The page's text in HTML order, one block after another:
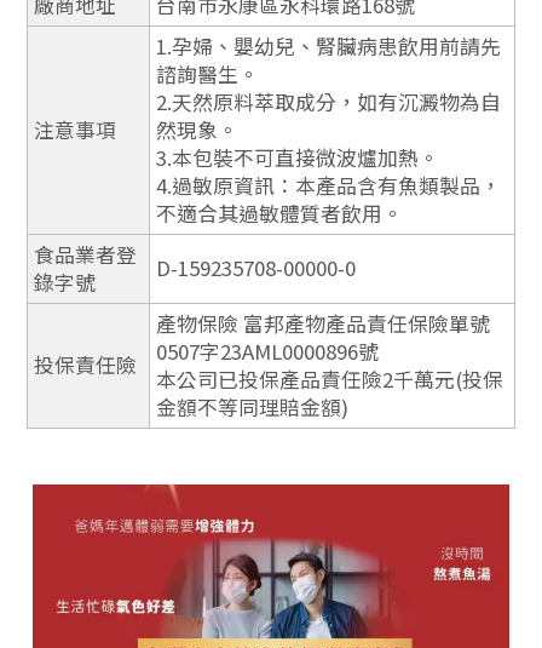
注意事項
1.孕婦、嬰幼兒、腎臟病患飲用前請先
諮詢醫生。
2.天然原料萃取成分，如有沉澱物為自
然現象。
3.本包裝不可直接微波爐加熱。
4.過敏原資訊：本產品含有魚類製品，
不適合其過敏體質者飲用。
食品業者登
錄字號
D-159235708-00000-0
投保責任險
產物保險 富邦產物產品責任保險單號
0507字23AML0000896號
本公司已投保產品責任險2千萬元(投保
金額不等同理賠金額)